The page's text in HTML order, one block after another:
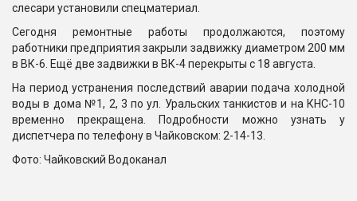
слесари установили спецматериал.
Сегодня ремонтные работы продолжаются, поэтому
работники предприятия закрыли задвижку диаметром 200 мм
в ВК-6. Ещё две задвижки в ВК-4 перекрыты с 18 августа.
На период устранения последствий аварии подача холодной
воды в дома №1, 2, 3 по ул. Уральских танкистов и на КНС-10
временно прекращена. Подробности можно узнать у
диспетчера по телефону в Чайковском: 2-14-13.
Фото: Чайковский Водоканал